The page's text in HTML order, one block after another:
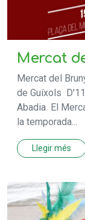
Mercat
Mercat del
de Guíxols
Abadia El
la temporada...
Llegir més